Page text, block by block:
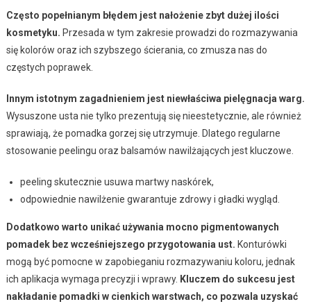
Często popełnianym błędem jest nałożenie zbyt dużej ilości
kosmetyku. Przesada w tym zakresie prowadzi do rozmazywania
się kolorów oraz ich szybszego ścierania, co zmusza nas do
częstych poprawek.
Innym istotnym zagadnieniem jest niewłaściwa pielęgnacja warg.
Wysuszone usta nie tylko prezentują się nieestetycznie, ale również
sprawiają, że pomadka gorzej się utrzymuje. Dlatego regularne
stosowanie peelingu oraz balsamów nawilżających jest kluczowe.
peeling skutecznie usuwa martwy naskórek,
odpowiednie nawilżenie gwarantuje zdrowy i gładki wygląd.
Dodatkowo warto unikać używania mocno pigmentowanych
pomadek bez wcześniejszego przygotowania ust. Konturówki
mogą być pomocne w zapobieganiu rozmazywaniu koloru, jednak
ich aplikacja wymaga precyzji i wprawy. Kluczem do sukcesu jest
nakładanie pomadki w cienkich warstwach, co pozwala uzyskać